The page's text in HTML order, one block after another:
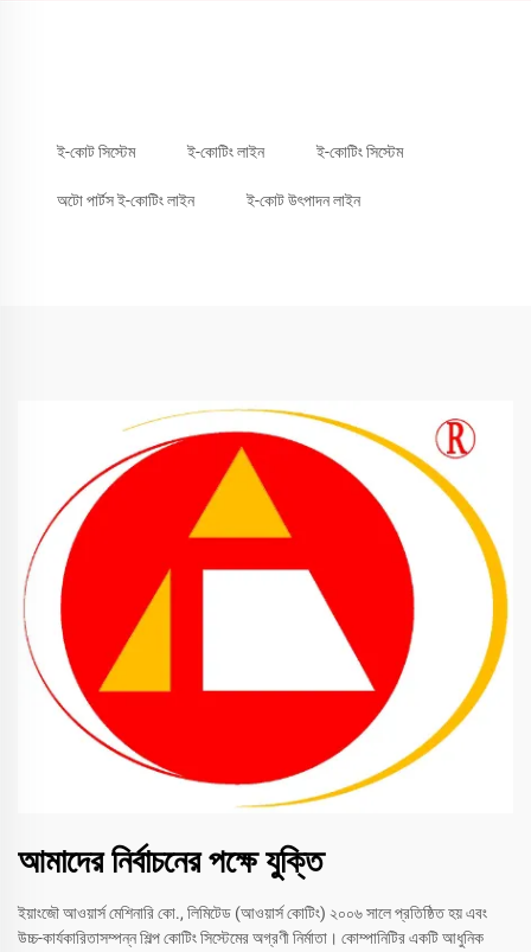
ই-কোট সিস্টেম ই-কোটিং লাইন ই-কোটিং সিস্টেম
অটো পার্টস ই-কোটিং লাইন ই-কোট উৎপাদন লাইন
আমাদের নির্বাচনের পক্ষে যুক্তি
ইয়াংজৌ আওয়ার্স মেশিনারি কো., লিমিটেড (আওয়ার্স কোটিং) ২০০৬ সালে প্রতিষ্ঠিত হয় এবং
উচ্চ-কার্যকারিতাসম্পন্ন শিল্প কোটিং সিস্টেমের অগ্রণী নির্মাতা। কোম্পানিটির একটি আধুনিক